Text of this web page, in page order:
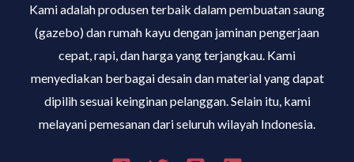
Kami adalah produsen terbaik dalam pembuatan saung
(gazebo) dan rumah kayu dengan jaminan pengerjaan
cepat, rapi, dan harga yang terjangkau. Kami
menyediakan berbagai desain dan material yang dapat
dipilih sesuai keinginan pelanggan. Selain itu, kami
melayani pemesanan dari seluruh wilayah Indonesia.